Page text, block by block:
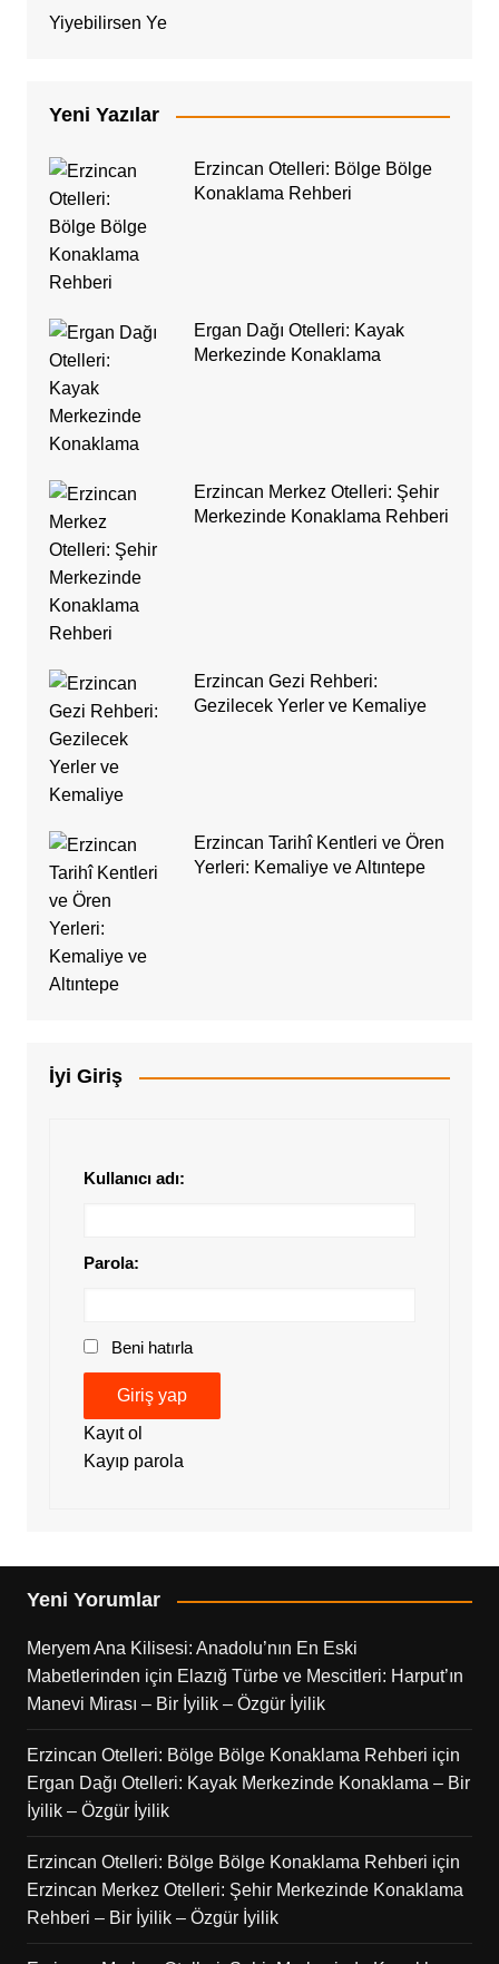
Yiyebilirsen Ye
Yeni Yazılar
Erzincan Otelleri: Bölge Bölge
Konaklama Rehberi
Ergan Dağı Otelleri: Kayak
Merkezinde Konaklama
Erzincan Merkez Otelleri: Şehir
Merkezinde Konaklama Rehberi
Erzincan Gezi Rehberi:
Gezilecek Yerler ve Kemaliye
Erzincan Tarihî Kentleri ve Ören
Yerleri: Kemaliye ve Altıntepe
İyi Giriş
Kullanıcı adı:
Parola:
Beni hatırla
Giriş yap
Kayıt ol
Kayıp parola
Yeni Yorumlar
Meryem Ana Kilisesi: Anadolu’nın En Eski
Mabetlerinden için Elazığ Türbe ve Mescitleri: Harput’ın
Manevi Mirası – Bir İyilik – Özgür İyilik
Erzincan Otelleri: Bölge Bölge Konaklama Rehberi için
Ergan Dağı Otelleri: Kayak Merkezinde Konaklama – Bir
İyilik – Özgür İyilik
Erzincan Otelleri: Bölge Bölge Konaklama Rehberi için
Erzincan Merkez Otelleri: Şehir Merkezinde Konaklama
Rehberi – Bir İyilik – Özgür İyilik